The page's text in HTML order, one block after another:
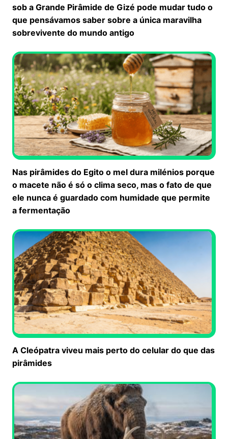
sob a Grande Pirâmide de Gizé pode mudar tudo o
que pensávamos saber sobre a única maravilha
sobrevivente do mundo antigo
Nas pirâmides do Egito o mel dura milénios porque
o macete não é só o clima seco, mas o fato de que
ele nunca é guardado com humidade que permite
a fermentação
A Cleópatra viveu mais perto do celular do que das
pirâmides